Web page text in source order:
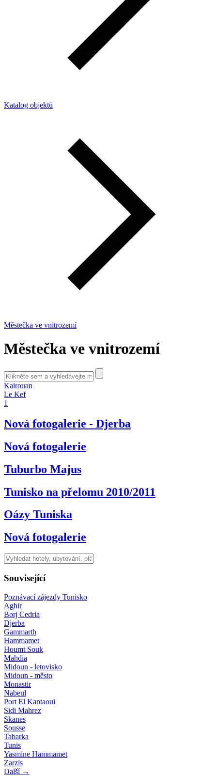
Katalog objektů
Městečka ve vnitrozemí
Městečka ve vnitrozemí
Kairouan
Le Kef
1
Nová fotogalerie - Djerba
Nová fotogalerie
Tuburbo Majus
Tunisko na přelomu 2010/2011
Oázy Tuniska
Nová fotogalerie
Související
Poznávací zájezdy Tunisko
Aghir
Borj Cedria
Djerba
Gammarth
Hammamet
Houmt Souk
Mahdia
Midoun - letovisko
Midoun - město
Monastir
Nabeul
Port El Kantaoui
Sidi Mahrez
Skanes
Sousse
Tabarka
Tunis
Yasmine Hammamet
Zarzis
Další →